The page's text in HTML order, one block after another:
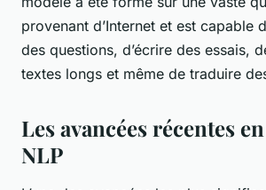
provenant d’Internet et est capable
des questions, d’écrire des essais,
textes longs et même de traduire
Les avancées récentes
NLP